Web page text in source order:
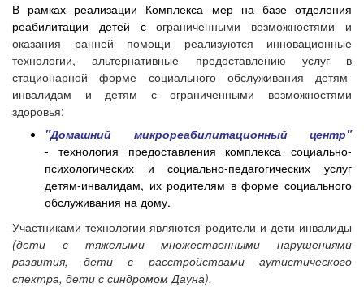
В рамках реализации Комплекса мер на базе отделения
реабилитации детей сограниченными возможностями и
оказания ранней помощи реализуются инновационные
технологии, альтернативные предоставлению услуг в
стационарной форме социального обслуживания детям-
инвалидам и детям с ограниченными возможностями
здоровья:
"Домашний микрореабилитационный центр"
- технология предоставления комплекса социально-
психологических и социально-педагогических услуг
детям-инвалидам, их родителям в форме социального
обслуживания на дому.
Участниками технологии являются родители и дети-инвалиды
(дети с тяжелыми множественными нарушениями
развития, дети с расстройствами аутистического
спектра, дети с синдромом Дауна).